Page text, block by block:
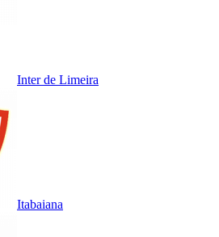
Inter de Limeira
Itabaiana